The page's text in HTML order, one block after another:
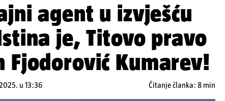
agent u izvješću
je, Titovo pravo
Fjodorović Kumarev!
u 13:36 Čitanje članka: 8 min